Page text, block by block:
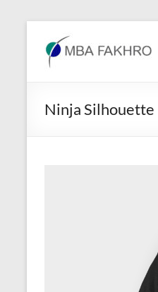
content
MBA
Fakhro
Ninja Silhouette